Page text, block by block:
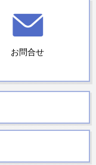
お問合せ